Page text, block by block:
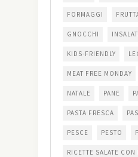
FORMAGGI
GNOCCHI
KIDS-FRIENDLY
MEAT FREE MONDAY
NATALE PANE
PASTA FRESCA
PESCE PESTO
RICETTE SALATE CON